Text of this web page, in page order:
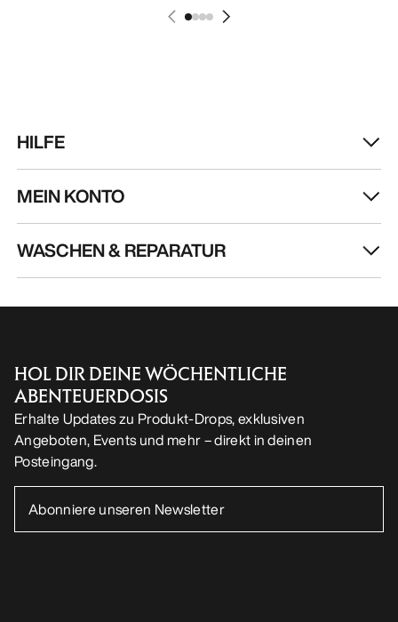
HILFE
MEIN KONTO
WASCHEN & REPARATUR
HOL DIR DEINE WÖCHENTLICHE
ABENTEUERDOSIS
Erhalte Updates zu Produkt-Drops, exklusiven
Angeboten, Events und mehr – direkt in deinen
Posteingang.